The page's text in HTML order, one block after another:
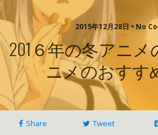
2015年12月28日 • No
201６年の冬アニ
ニメのおすす
Share Tweet